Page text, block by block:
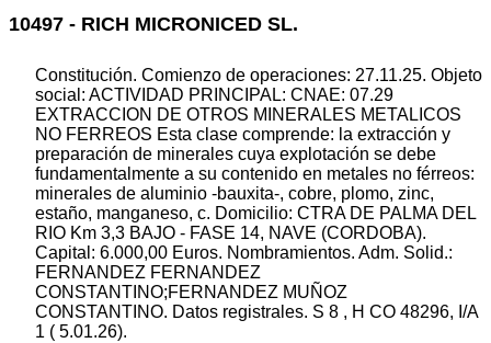
10497 - RICH MICRONICED SL.
Constitución. Comienzo de operaciones: 27.11.25. Objeto
social: ACTIVIDAD PRINCIPAL: CNAE: 07.29
EXTRACCION DE OTROS MINERALES METALICOS
NO FERREOS Esta clase comprende: la extracción y
preparación de minerales cuya explotación se debe
fundamentalmente a su contenido en metales no férreos:
minerales de aluminio -bauxita-, cobre, plomo, zinc,
estaño, manganeso, c. Domicilio: CTRA DE PALMA DEL
RIO Km 3,3 BAJO - FASE 14, NAVE (CORDOBA).
Capital: 6.000,00 Euros. Nombramientos. Adm. Solid.:
FERNANDEZ FERNANDEZ
CONSTANTINO;FERNANDEZ MUÑOZ
CONSTANTINO. Datos registrales. S 8 , H CO 48296, I/A
1 ( 5.01.26).